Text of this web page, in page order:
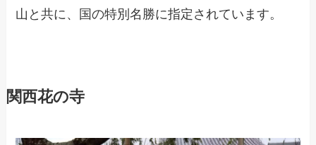
山と共に、国の特別名勝に指定されています。
関西花の寺